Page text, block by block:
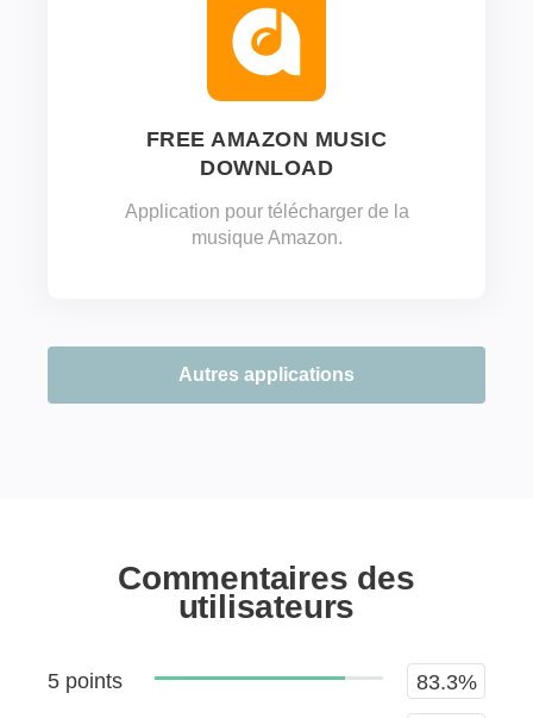
FREE AMAZON MUSIC
DOWNLOAD
Application pour télécharger de la
musique Amazon.
Autres applications
Commentaires des
utilisateurs
5 points 83.3%